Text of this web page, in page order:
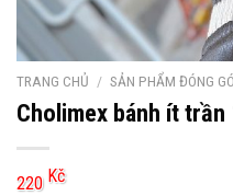
TRANG CHỦ / SẢN PHẨM ĐÓNG
Cholimex bánh ít trần
220 Kč